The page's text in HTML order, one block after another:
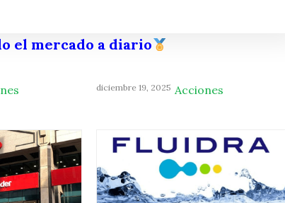
el mercado a diario
diciembre 19, 2025 Acciones